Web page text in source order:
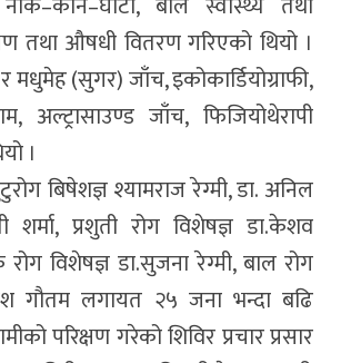
तथा औषधी वितरण गरिएको थियो ।
मधुमेह (सुगर) जाँच, इकोकार्डियोग्राफी,
अल्ट्रासाउण्ड जाँच, फिजियोथेरापी
।
बिषेशज्ञ श्यामराज रेग्मी, डा. अनिल
शर्मा, प्रशुती रोग विशेषज्ञ डा.केशव
विशेषज्ञ डा.सुजना रेग्मी, बाल रोग
गौतम लगायत २५ जना भन्दा बढि
परिक्षण गरेको शिविर प्रचार प्रसार